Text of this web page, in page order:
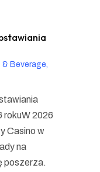
Beverage,
rokuW 2026
Casino w
na
poszerza.